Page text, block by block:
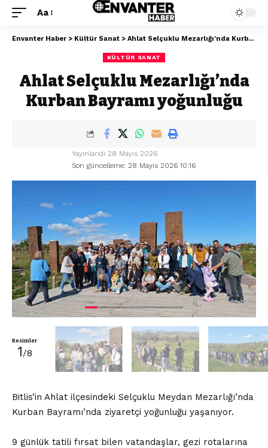
Aa
Envanter Haber > Kültür Sanat > Ahlat Selçuklu Mezarlığı’nda Kurban Bayramı yoğunluğu
KÜLTÜR SANAT
Ahlat Selçuklu Mezarlığı’nda
Kurban Bayramı yoğunluğu
Son güncelleme: 28 Mayıs 2026 10:16
Yayınlandı 28 Mayıs 2026
Resimler
1/8
Bitlis’in Ahlat ilçesindeki Selçuklu Meydan Mezarlığı’nda
Kurban Bayramı’nda ziyaretçi yoğunluğu yaşanıyor.
9 günlük tatili fırsat bilen vatandaşlar, gezi rotalarına